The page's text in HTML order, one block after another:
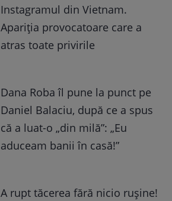
Instagramul din Vietnam.
Apariția provocatoare care a
atras toate privirile
Dana Roba îl pune la punct pe
Daniel Balaciu, după ce a spus
că a luat-o „din milă”: „Eu
aduceam banii în casă!”
A rupt tăcerea fără nicio rușine!